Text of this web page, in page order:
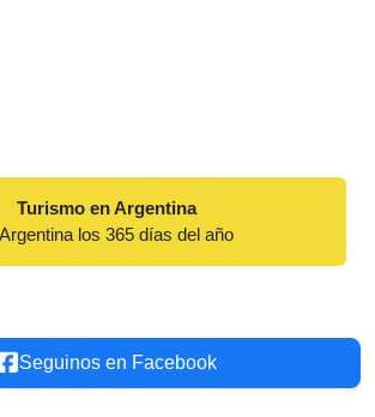
Turismo en Argentina
los 365 días del año
Seguinos en Facebook